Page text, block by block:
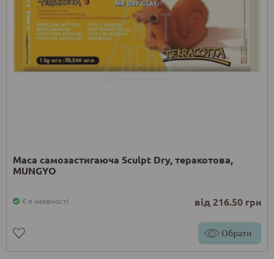
Маса самозастигаюча Sculpt Dry, теракотова,
MUNGYO
Є в наявності від 216.50 грн
Обрати